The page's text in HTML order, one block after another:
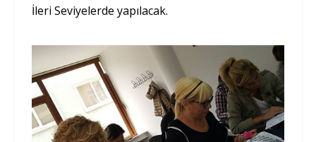
İleri Seviyelerde yapılacak.